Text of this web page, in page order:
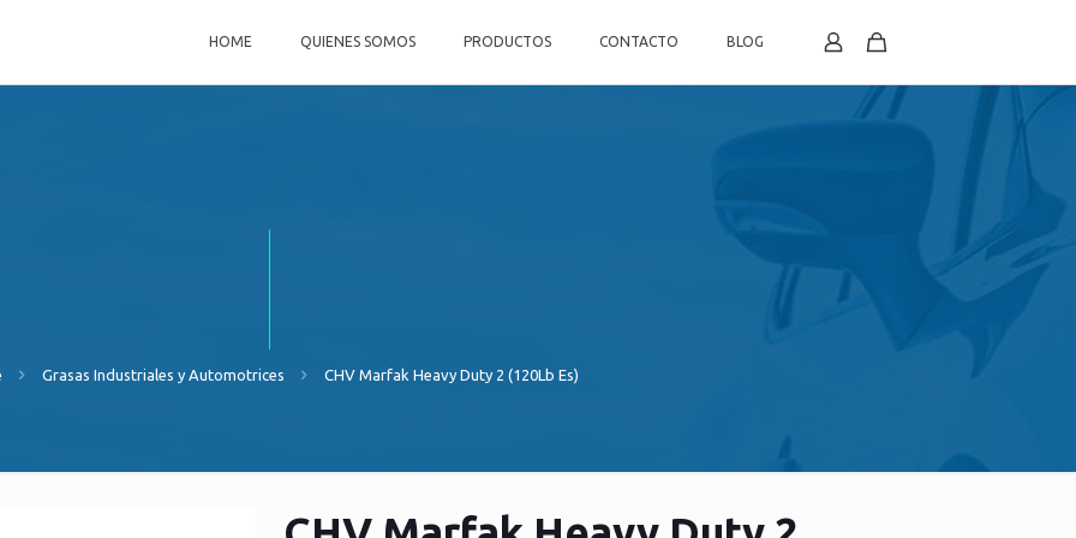
HOME QUIENES SOMOS PRODUCTOS CONTACTO BLOG
Grasas Industriales y Automotrices CHV Marfak Heavy Duty 2 (120Lb Es)